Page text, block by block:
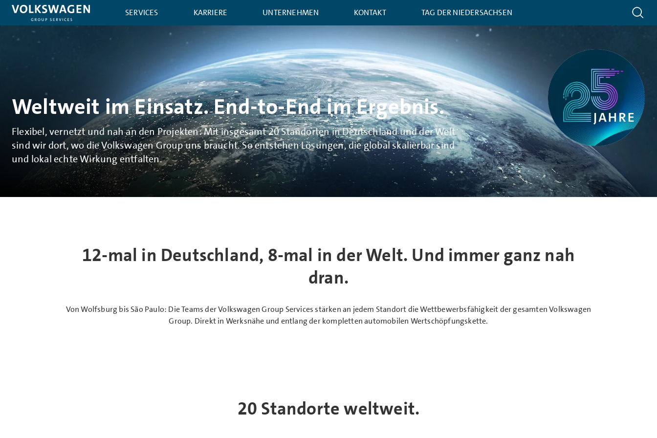
SERVICES KARRIERE UNTERNEHMEN KONTAKT TAG DER NIEDERSACHSEN
Weltweit im Einsatz. End-to-End im Ergebnis.
Flexibel, vernetzt und nah an den Projekten: Mit insgesamt 20 Standorten in Deutschland und der Welt
sind wir dort, wo die Volkswagen Group uns braucht. So entstehen Lösungen, die global skalierbar sind
und lokal echte Wirkung entfalten.
12-mal in Deutschland, 8-mal in der Welt. Und immer ganz nah
dran.
Von Wolfsburg bis São Paulo: Die Teams der Volkswagen Group Services stärken an jedem Standort die Wettbewerbsfähigkeit der gesamten Volkswagen
Group. Direkt in Werksnähe und entlang der kompletten automobilen Wertschöpfungskette.
20 Standorte weltweit.